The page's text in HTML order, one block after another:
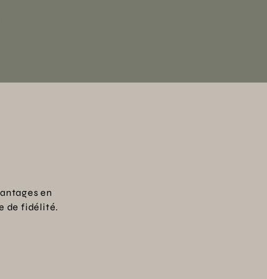
en
de fidélité.